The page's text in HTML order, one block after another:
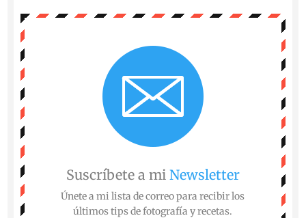
Suscríbete a mi Newsletter
Únete a mi lista de correo para recibir los
últimos tips de fotografía y recetas.